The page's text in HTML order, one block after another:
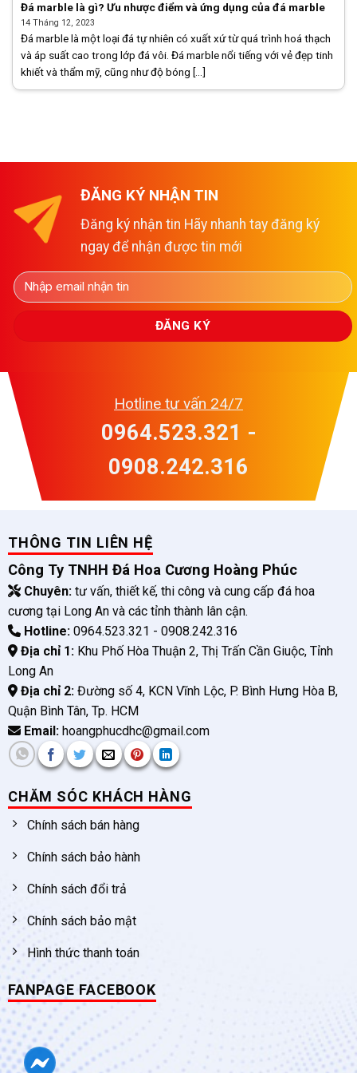
Đá marble là gì? Ưu nhược điểm và ứng dụng của đá marble
14 Tháng 12, 2023
Đá marble là một loại đá tự nhiên có xuất xứ từ quá trình hoá thạch
và áp suất cao trong lớp đá vôi. Đá marble nổi tiếng với vẻ đẹp tinh
khiết và thẩm mỹ, cũng như độ bóng [...]
ĐĂNG KÝ NHẬN TIN
Đăng ký nhận tin Hãy nhanh tay đăng ký
ngay để nhận được tin mới
Hotline tư vấn 24/7
0964.523.321 -
0908.242.316
THÔNG TIN LIÊN HỆ
Công Ty TNHH Đá Hoa Cương Hoàng Phúc
Chuyên:tư vấn, thiết kế, thi công và cung cấp đá hoa
cương tại Long An và các tỉnh thành lân cận.
Hotline:0964.523.321 - 0908.242.316
Địa chỉ 1:Khu Phố Hòa Thuận 2, Thị Trấn Cần Giuộc, Tỉnh
Long An
Địa chỉ 2:Đường số 4, KCN Vĩnh Lộc, P. Bình Hưng Hòa B,
Quận Bình Tân, Tp. HCM
Email:hoangphucdhc@gmail.com
CHĂM SÓC KHÁCH HÀNG
Chính sách bán hàng
Chính sách bảo hành
Chính sách đổi trả
Chính sách bảo mật
Hình thức thanh toán
FANPAGE FACEBOOK